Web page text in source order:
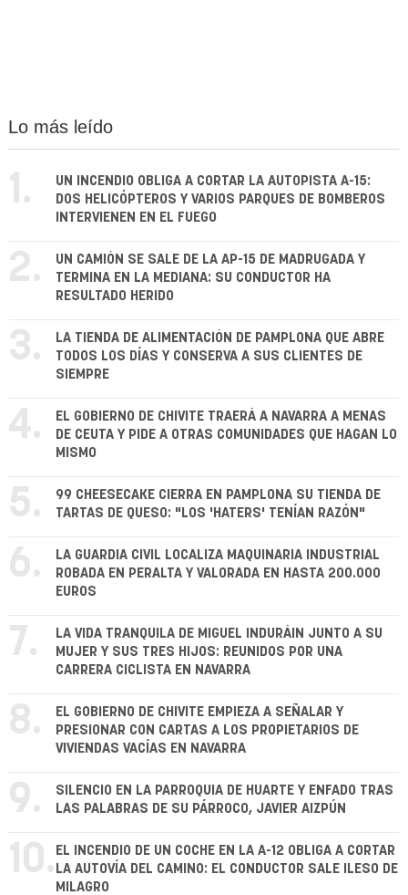
Lo más leído
1.
UN INCENDIO OBLIGA A CORTAR LA AUTOPISTA A-15:
DOS HELICÓPTEROS Y VARIOS PARQUES DE BOMBEROS
INTERVIENEN EN EL FUEGO
2.
UN CAMIÓN SE SALE DE LA AP-15 DE MADRUGADA Y
TERMINA EN LA MEDIANA: SU CONDUCTOR HA
RESULTADO HERIDO
3.
LA TIENDA DE ALIMENTACIÓN DE PAMPLONA QUE ABRE
TODOS LOS DÍAS Y CONSERVA A SUS CLIENTES DE
SIEMPRE
4.
EL GOBIERNO DE CHIVITE TRAERÁ A NAVARRA A MENAS
DE CEUTA Y PIDE A OTRAS COMUNIDADES QUE HAGAN LO
MISMO
5.
99 CHEESECAKE CIERRA EN PAMPLONA SU TIENDA DE
TARTAS DE QUESO: "LOS 'HATERS' TENÍAN RAZÓN"
6.
LA GUARDIA CIVIL LOCALIZA MAQUINARIA INDUSTRIAL
ROBADA EN PERALTA Y VALORADA EN HASTA 200.000
EUROS
7.
LA VIDA TRANQUILA DE MIGUEL INDURÁIN JUNTO A SU
MUJER Y SUS TRES HIJOS: REUNIDOS POR UNA
CARRERA CICLISTA EN NAVARRA
8.
EL GOBIERNO DE CHIVITE EMPIEZA A SEÑALAR Y
PRESIONAR CON CARTAS A LOS PROPIETARIOS DE
VIVIENDAS VACÍAS EN NAVARRA
9.
SILENCIO EN LA PARROQUIA DE HUARTE Y ENFADO TRAS
LAS PALABRAS DE SU PÁRROCO, JAVIER AIZPÚN
10. EL INCENDIO DE UN COCHE EN LA A-12 OBLIGA A CORTAR
LA AUTOVÍA DEL CAMINO: EL CONDUCTOR SALE ILESO DE
MILAGRO